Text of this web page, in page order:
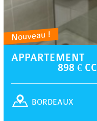
Nouveau !
APPARTEMENT
898 € CC
BORDEAUX